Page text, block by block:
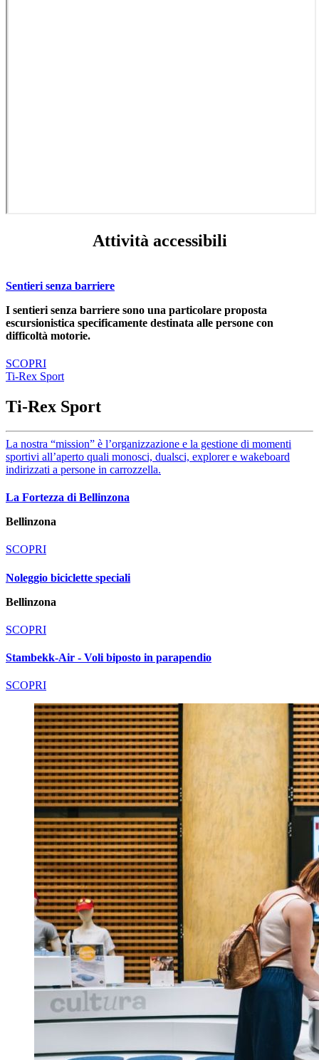
Attività accessibili
Sentieri senza barriere
I sentieri senza barriere sono una particolare proposta
escursionistica specificamente destinata alle persone con
difficoltà motorie.
SCOPRI
Ti-Rex Sport
Ti-Rex Sport
La nostra “mission” è l’organizzazione e la gestione di momenti
sportivi all’aperto quali monosci, dualsci, explorer e wakeboard
indirizzati a persone in carrozzella.
La Fortezza di Bellinzona
Bellinzona
SCOPRI
Noleggio biciclette speciali
Bellinzona
SCOPRI
Stambekk-Air - Voli biposto in parapendio
SCOPRI